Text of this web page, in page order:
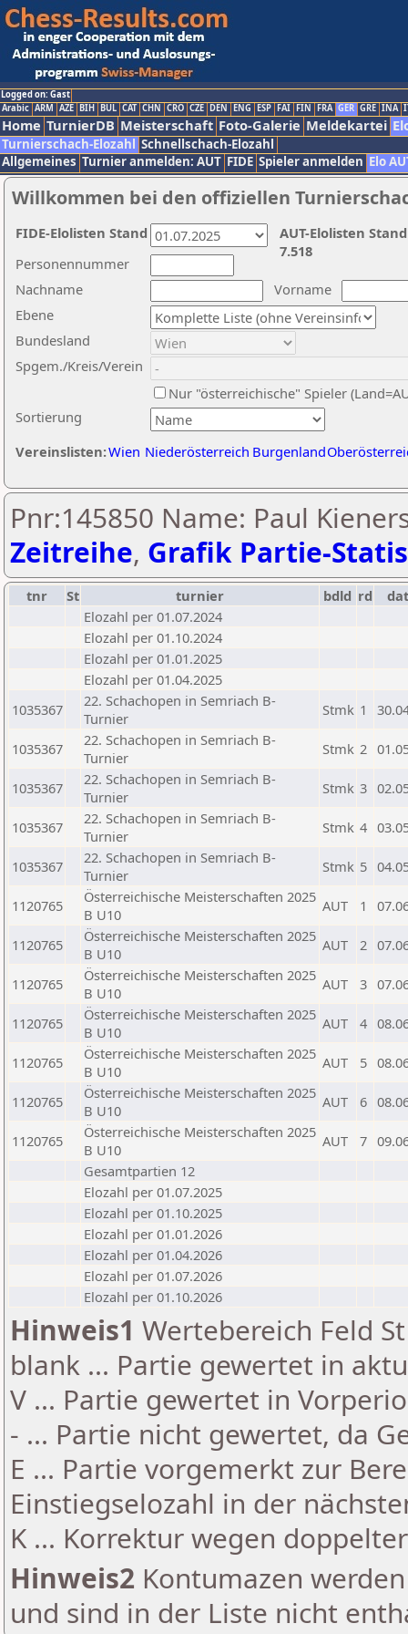
Logged on: Gast
Arabic ARM AZE BIH BUL CAT CHN CRO CZE DEN ENG ESP FAI FIN FRA GER GRE INA
Home TurnierDB Meisterschaft Foto-Galerie Meldekartei
Turnierschach-Elozahl Schnellschach-Elozahl
Allgemeines Turnier anmelden: AUT FIDE Spieler anmelden Elo
Willkommen bei den offiziellen
Nachname
Vorname
Ebene
Sortierung
Personennummer
Bundesland
Spgem./Kreis/Verein
Nur "österreichische" Spieler
Vereinslisten:Wien Niederösterreich Burgenland
AUT-Elolisten
7.518
FIDE-Elolisten Stand
Pnr:145850 Name: Paul
Zeitreihe, Grafik Partie-
tnr St turnier bdld rd
Elozahl per 01.07.2024
Elozahl per 01.10.2024
Elozahl per 01.01.2025
Elozahl per 01.04.2025
1035367
22. Schachopen in Semriach B-
Turnier
Stmk 1
1035367
22. Schachopen in Semriach B-
Turnier
Stmk 2
1035367
22. Schachopen in Semriach B-
Turnier
Stmk 3
1035367
22. Schachopen in Semriach B-
Turnier
Stmk 4
1035367
22. Schachopen in Semriach B-
Turnier
Stmk 5
1120765
Österreichische Meisterschaften 2025
B U10
AUT 1
1120765
Österreichische Meisterschaften 2025
B U10
AUT 2
1120765
Österreichische Meisterschaften 2025
B U10
AUT 3
1120765
Österreichische Meisterschaften 2025
B U10
AUT 4
1120765
Österreichische Meisterschaften 2025
B U10
AUT 5
1120765
Österreichische Meisterschaften 2025
B U10
AUT 6
1120765
Österreichische Meisterschaften 2025
B U10
AUT 7
Gesamtpartien 12
Elozahl per 01.07.2025
Elozahl per 01.10.2025
Elozahl per 01.01.2026
Elozahl per 01.04.2026
Elozahl per 01.07.2026
Elozahl per 01.10.2026
Hinweis1 Wertebereich Feld
blank ... Partie gewertet in
V ... Partie gewertet in
- ... Partie nicht gewertet, da
E ... Partie vorgemerkt zur
Einstiegselozahl in der
K ... Korrektur wegen
Hinweis2 Kontumazen
und sind in der Liste nicht